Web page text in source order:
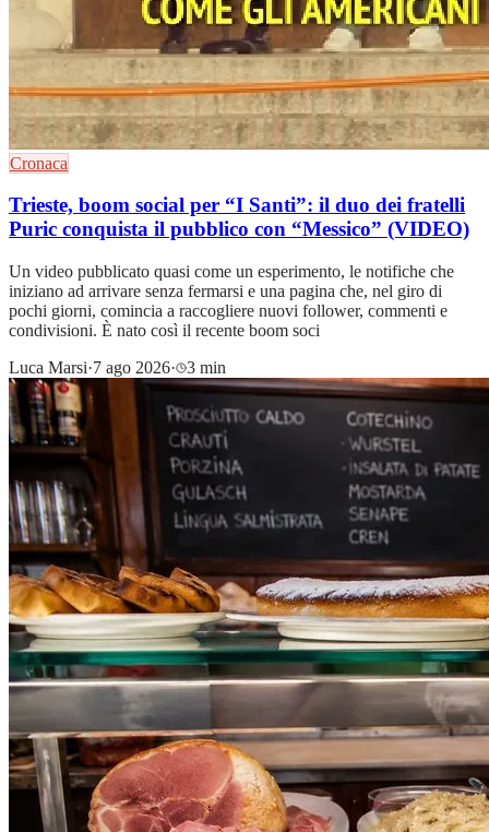
Cronaca
Trieste, boom social per “I Santi”: il duo dei fratelli
Puric conquista il pubblico con “Messico” (VIDEO)
Un video pubblicato quasi come un esperimento, le notifiche che
iniziano ad arrivare senza fermarsi e una pagina che, nel giro di
pochi giorni, comincia a raccogliere nuovi follower, commenti e
condivisioni. È nato così il recente boom soci
Luca Marsi·7 ago 2026· 3 min